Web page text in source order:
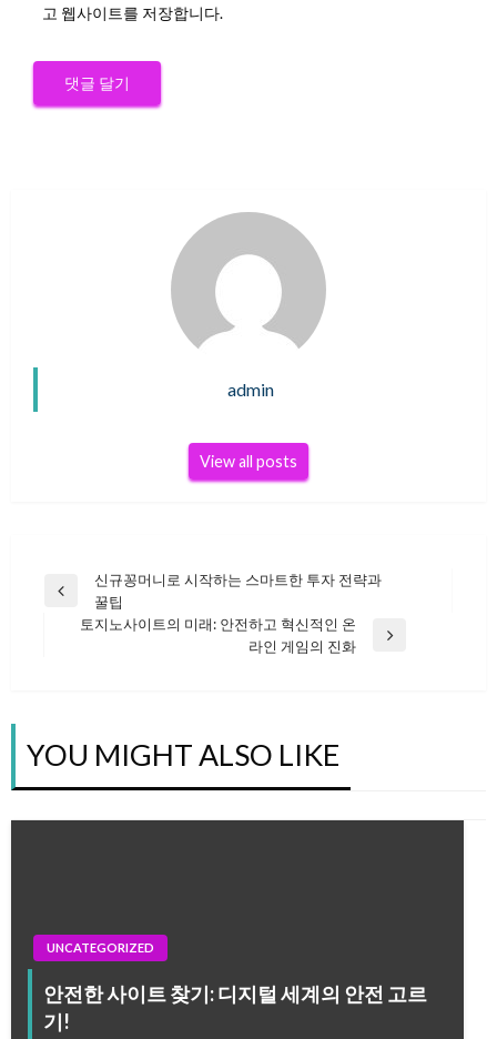
고 웹사이트를 저장합니다.
admin
View all posts
글
Previous
신규꽁머니로 시작하는 스마트한 투자 전략과
꿀팁
토지노사이트의 미래: 안전하고 혁신적인 온
라인 게임의 진화
YOU MIGHT ALSO LIKE
UNCATEGORIZED
안전한 사이트 찾기: 디지털 세계의 안전 고르
기!